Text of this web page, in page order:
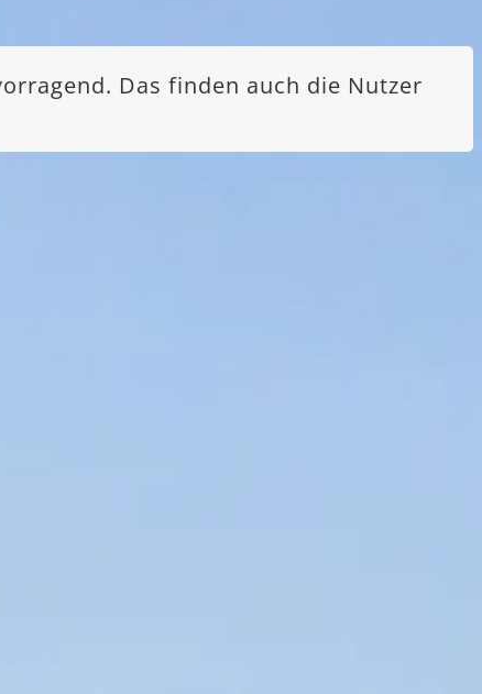
Das finden auch die Nutzer